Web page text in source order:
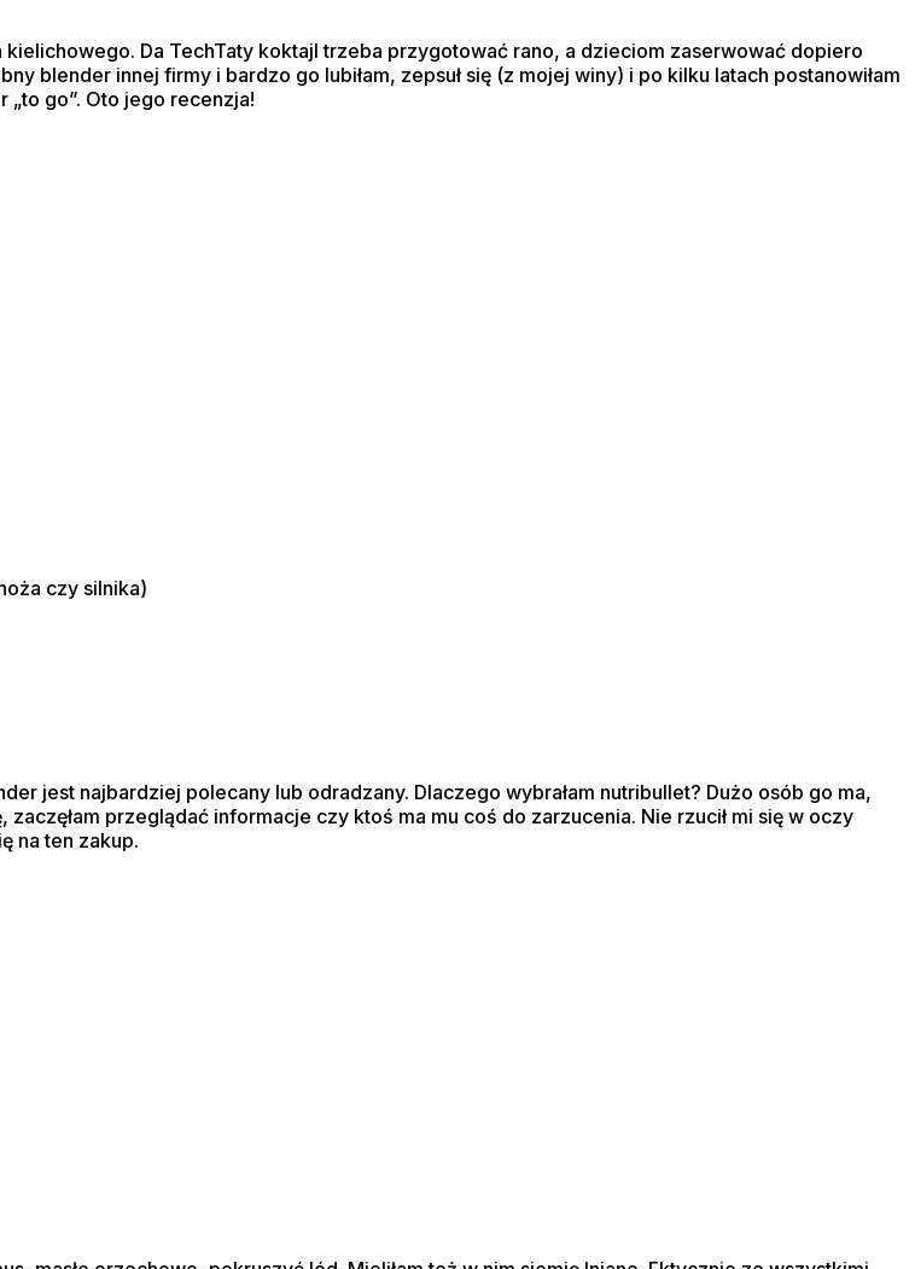
Da TechTaty koktajl trzeba przygotować rano, a dzieciom zaserwować dopiero
blender innej firmy i bardzo go lubiłam, zepsuł się (z mojej winy) i po kilku latach postanowiłam
go”. Oto jego recenzja!
czy silnika)
jest najbardziej polecany lub odradzany. Dlaczego wybrałam nutribullet? Dużo osób go ma,
przeglądać informacje czy ktoś ma mu coś do zarzucenia. Nie rzucił mi się w oczy
na ten zakup.